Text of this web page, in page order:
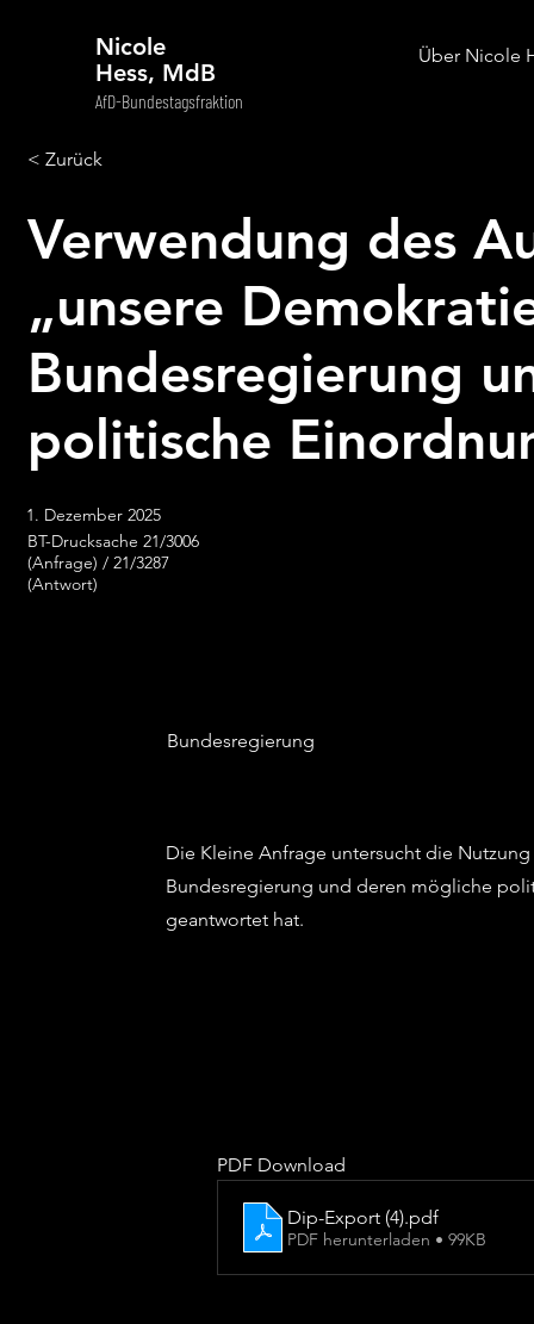
Nicole
Hess, MdB
AfD-Bundestagsfraktion
Über Nicole
< Zurück
Verwendung des
„unsere
Bundesregierung
politische
1. Dezember 2025
BT-Drucksache 21/3006
(Anfrage) / 21/3287
(Antwort)
Bundesregierung
Die Kleine Anfrage untersucht die
Bundesregierung und deren mögliche
geantwortet hat.
PDF Download
Dip-Export (4).pdf
PDF herunterladen • 99KB